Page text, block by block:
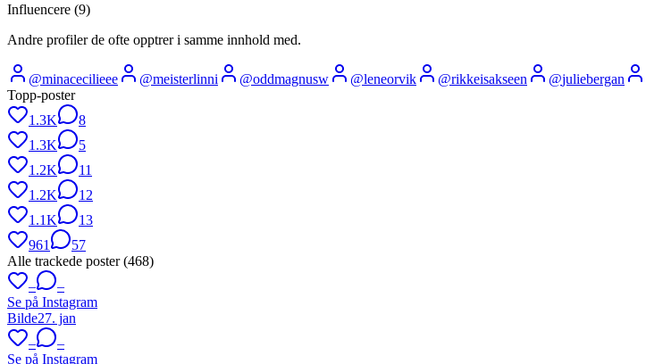
Influencere (9)
Andre profiler de ofte opptrer i samme innhold med.
@minacecilieee @meisterlinni @oddmagnusw @leneorvik @rikkeisakseen @juliebergan
Topp-poster
1.3K
8
1.3K
5
1.2K
11
1.2K
12
1.1K
13
961
57
Alle trackede poster (468)
–
–
Se på Instagram
Bilde27. jan
–
–
Se på Instagram